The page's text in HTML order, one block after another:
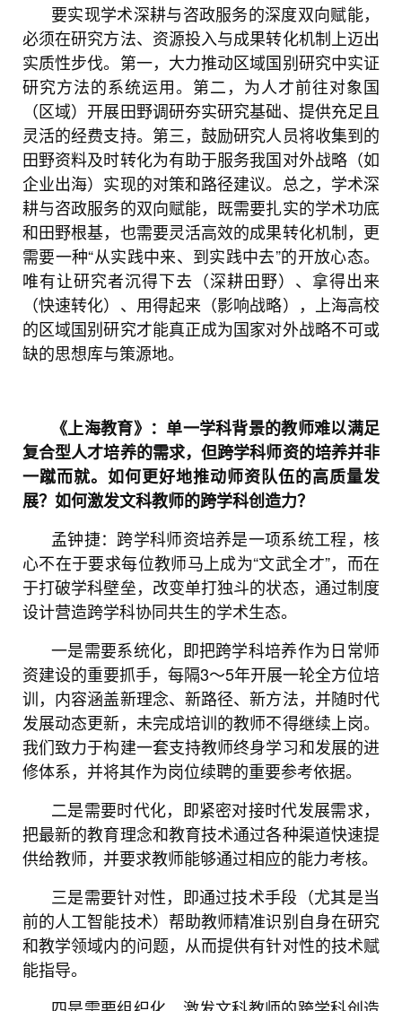
要实现学术深耕与咨政服务的深度双向赋能，
必须在研究方法、资源投入与成果转化机制上迈出
实质性步伐。第一，大力推动区域国别研究中实证
研究方法的系统运用。第二，为人才前往对象国
（区域）开展田野调研夯实研究基础、提供充足且
灵活的经费支持。第三，鼓励研究人员将收集到的
田野资料及时转化为有助于服务我国对外战略（如
企业出海）实现的对策和路径建议。总之，学术深
耕与咨政服务的双向赋能，既需要扎实的学术功底
和田野根基，也需要灵活高效的成果转化机制，更
需要一种“从实践中来、到实践中去”的开放心态。
唯有让研究者沉得下去（深耕田野）、拿得出来
（快速转化）、用得起来（影响战略），上海高校
的区域国别研究才能真正成为国家对外战略不可或
缺的思想库与策源地。
《上海教育》：单一学科背景的教师难以满足
复合型人才培养的需求，但跨学科师资的培养并非
一蹴而就。如何更好地推动师资队伍的高质量发
展？如何激发文科教师的跨学科创造力？
孟钟捷：跨学科师资培养是一项系统工程，核
心不在于要求每位教师马上成为“文武全才”，而在
于打破学科壁垒，改变单打独斗的状态，通过制度
设计营造跨学科协同共生的学术生态。
一是需要系统化，即把跨学科培养作为日常师
资建设的重要抓手，每隔3～5年开展一轮全方位培
训，内容涵盖新理念、新路径、新方法，并随时代
发展动态更新，未完成培训的教师不得继续上岗。
我们致力于构建一套支持教师终身学习和发展的进
修体系，并将其作为岗位续聘的重要参考依据。
二是需要时代化，即紧密对接时代发展需求，
把最新的教育理念和教育技术通过各种渠道快速提
供给教师，并要求教师能够通过相应的能力考核。
三是需要针对性，即通过技术手段（尤其是当
前的人工智能技术）帮助教师精准识别自身在研究
和教学领域内的问题，从而提供有针对性的技术赋
能指导。